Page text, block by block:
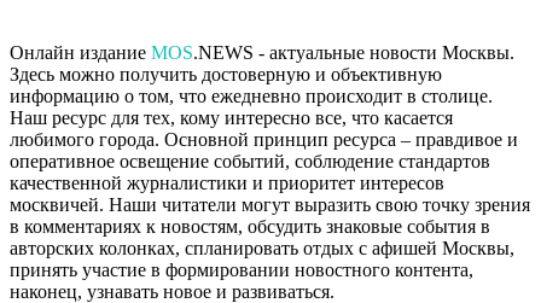
Онлайн издание MOS.NEWS - актуальные новости Москвы.
Здесь можно получить достоверную и объективную
информацию о том, что ежедневно происходит в столице.
Наш ресурс для тех, кому интересно все, что касается
любимого города. Основной принцип ресурса – правдивое и
оперативное освещение событий, соблюдение стандартов
качественной журналистики и приоритет интересов
москвичей. Наши читатели могут выразить свою точку зрения
в комментариях к новостям, обсудить знаковые события в
авторских колонках, спланировать отдых с афишей Москвы,
принять участие в формировании новостного контента,
наконец, узнавать новое и развиваться.